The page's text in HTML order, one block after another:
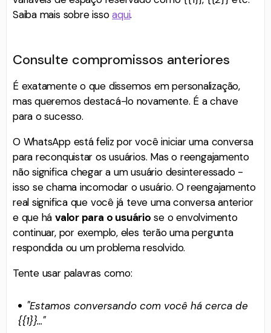
Saiba mais sobre issoaqui.
Consulte compromissos anteriores
É exatamente o que dissemos em personalização,
mas queremos destacá-lo novamente. É a chave
para o sucesso.
O WhatsApp está feliz por você iniciar uma conversa
para reconquistar os usuários. Mas o reengajamento
não significa chegar a um usuário desinteressado -
isso se chama incomodar o usuário. O reengajamento
real significa que você já teve uma conversa anterior
e que hávalor para o usuário se o envolvimento
continuar, por exemplo, eles terão uma pergunta
respondida ou um problema resolvido.
Tente usar palavras como:
"Estamos conversando com você há cerca de
{{1}}..."